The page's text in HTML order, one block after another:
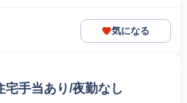
気になる
手当あり/夜勤なし